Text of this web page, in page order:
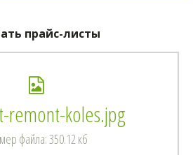
прайс-листы
remont-koles.jpg
файла: 350.12 кб